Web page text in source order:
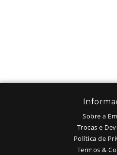
Sobre a
Trocas e
Política de
Termos &